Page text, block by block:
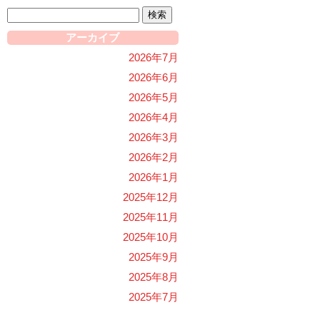
検
索:
アーカイブ
2026年7月
2026年6月
2026年5月
2026年4月
2026年3月
2026年2月
2026年1月
2025年12月
2025年11月
2025年10月
2025年9月
2025年8月
2025年7月